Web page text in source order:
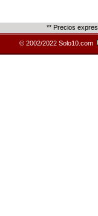
** Precios
© 2002/2022 Solo10.com